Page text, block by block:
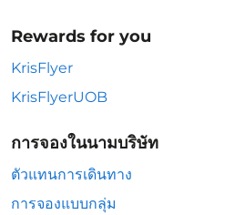
Rewards for you
KrisFlyer
KrisFlyerUOB
การจองในนามบริษัท
ตัวแทนการเดินทาง
การจองแบบกลุ่ม